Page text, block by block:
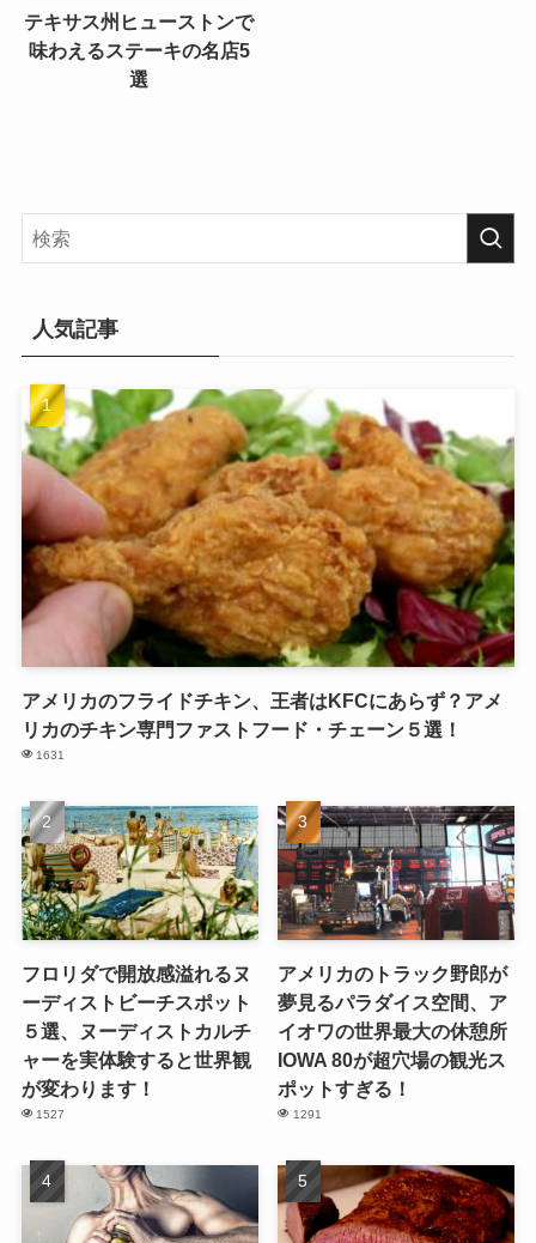
テキサス州ヒューストンで
味わえるステーキの名店5
選
人気記事
アメリカのフライドチキン、王者はKFCにあらず？アメ
リカのチキン専門ファストフード・チェーン５選！
1631
フロリダで開放感溢れるヌ
ーディストビーチスポット
５選、ヌーディストカルチ
ャーを実体験すると世界観
が変わります！
1527
アメリカのトラック野郎が
夢見るパラダイス空間、ア
イオワの世界最大の休憩所
IOWA 80が超穴場の観光ス
ポットすぎる！
1291